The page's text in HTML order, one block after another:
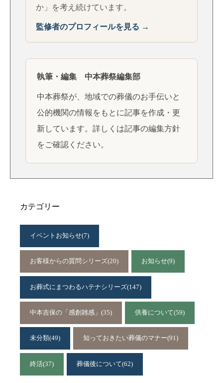
か」を考え続けています。
監修者のプロフィールを見る →
執筆・編集 中本葬祭編集部
中本葬祭が、地域での葬儀のお手伝いと
公的機関の情報をもとに記事を作成・更
新しています。詳しくは記事の編集方針
をご確認ください。
カテゴリー
イベントお知らせ(7)
お客様からの質問シリーズ(20) お知らせ(9)
お葬式にまつわるハテナシリーズ(147)
中本吉保の「感創雑感」 (35) 供養について(59)
未分類(49) 知っておきたい葬儀のマナー(91)
終活(37) 葬儀後について(62)